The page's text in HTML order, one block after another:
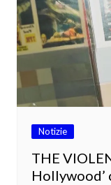
Notizie
THE
Hollywood’